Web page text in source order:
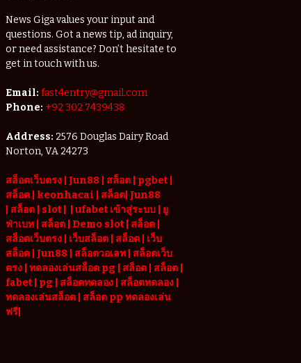
News Giga values your input and
questions. Got a news tip, ad inquiry,
or need assistance? Don’t hesitate to
get in touch with us.
Email: fast4entry@gmail.com
Phone: +92 302 7439438
Address: 2576 Douglas Dairy Road
Norton, VA 24273
สล็อตเว็บตรง Jun88 สล็อต | pgbet|
สล็อต| keonhacai สล็อต| Jun88
สล็อต | slot| ufabet เข้าสู่ระบบ| ยู
ฟ่าเบท| สล็อต | Demo slot| สล็อต
สล็อตเว็บตรง| เว็บสล็อต| สล็อต| เว็บ
สล็อต| Jun88 สล็อตวอเลท| สล็อตเว็บ
ตรง ทดลองเล่นสล็อต pg สล็อต
สล็อต |
fabet
pg สล็อตทดลอง สล็อตทดลอง
ทดลองเล่นสล็อต| สล็อต pp ทดลองเล่น
ฟรี|